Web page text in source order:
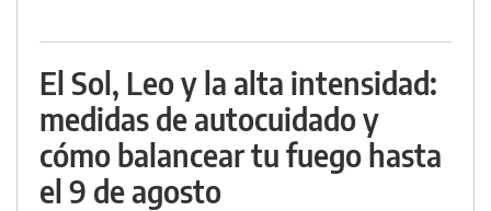
El Sol, Leo y la alta intensidad:
medidas de autocuidado y
cómo balancear tu fuego hasta
el 9 de agosto